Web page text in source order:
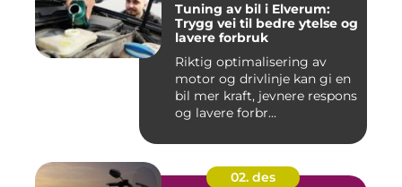
Tuning av bil i Elverum:
Trygg vei til bedre ytelse og
lavere forbruk
Riktig optimalisering av
motor og drivlinje kan gi en
bil mer kraft, jevnere respons
og lavere forbr...
02. des